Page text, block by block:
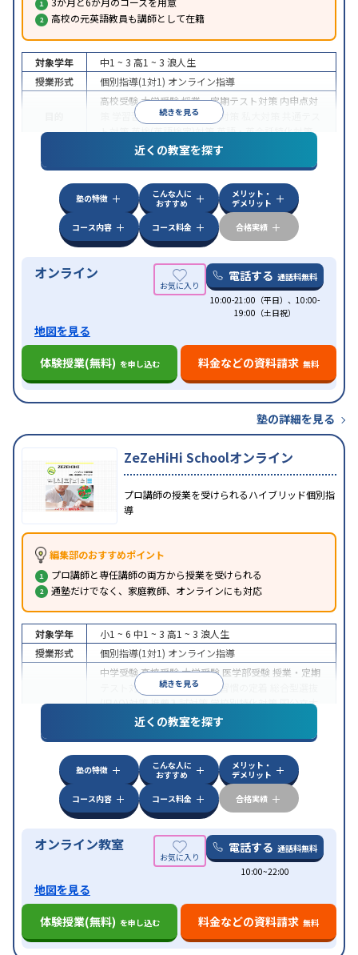
高校の元英語教員も講師として在籍
続きを見る
対象学年 中1 ~ 3 高1 ~ 3 浪人生
授業形式
個別指導(1対1) オンライン指導
高校受験大学受験授業・定期テスト対策 内申点対
学習習慣の定着国公立大対策
ト対策英検(英語検定)対策英語・英会話特化対策
特徴
中高一貫校生に対応授業の振替可能
学習にPC・タブレットを利用オンライン対応1
科目から受講可能
近くの教室を探す
塾の特徴
こんな人に
おすすめ
メリット・
デメリット
コース内容
コース料金 合格実績
オンライン 電話する 通話料無料
10:00-21:00（平日）、10:00-
19:00（土日祝）
地図を見る
体験授業(無料) を申し込む 料金などの資料請求 無料
塾の詳細を見る
ZeZeHiHi Schoolオンライン
プロ講師の授業を受けられるハイブリッド個別指
導
編集部のおすすめポイント
プロ講師と専任講師の両方から授業を受けられる
通塾だけでなく、家庭教師、オンラインにも対応
続きを見る
対象学年 小1 ~ 6 中1 ~ 3 高1 ~ 3 浪人生
授業形式
個別指導(1対1) オンライン指導
中学受験高校受験大学受験 医学部受験 授業・定期
テスト対策
内申点対策 学習習慣の定着
(旧AO)対策推薦入試対策学校別特化対策国公立大
私大対策共通テスト対策
英語・英会話特化
特徴
中高一貫校生に対応授業の振替可能 不登校生に対
オンライン対応 1科目から受講可能季節講習の
みの受講可
自習室あり
近くの教室を探す
塾の特徴
こんな人に
おすすめ
メリット・
デメリット
コース内容
コース料金 合格実績
オンライン教室 電話する 通話料無料
10:00~22:00
地図を見る
体験授業(無料) を申し込む 料金などの資料請求 無料